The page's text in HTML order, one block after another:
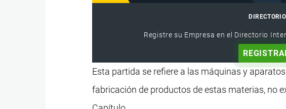
Registre su Empresa en el Directorio
Esta partida se refiere a las máquinas y
fabricación de productos de estas materias, no